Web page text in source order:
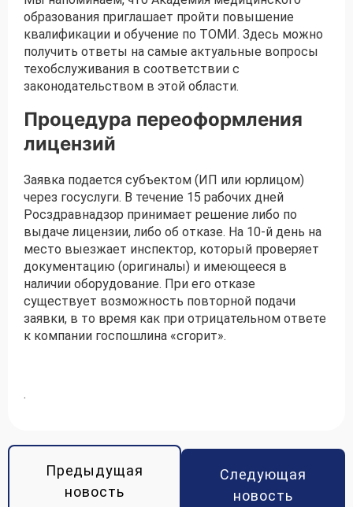
образования приглашает пройти повышение
квалификации и обучение по ТОМИ. Здесь можно
получить ответы на самые актуальные вопросы
техобслуживания в соответствии с
законодательством в этой области.
Процедура переоформления
лицензий
Заявка подается субъектом (ИП или юрлицом)
через госуслуги. В течение 15 рабочих дней
Росздравнадзор принимает решение либо по
выдаче лицензии, либо об отказе. На 10-й день на
место выезжает инспектор, который проверяет
документацию (оригиналы) и имеющееся в
наличии оборудование. При его отказе
существует возможность повторной подачи
заявки, в то время как при отрицательном ответе
к компании госпошлина «сгорит».
.
Предыдущая
новость
Следующая
новость